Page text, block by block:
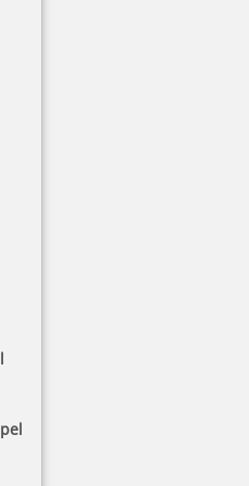
30, Compact Printer C 30)